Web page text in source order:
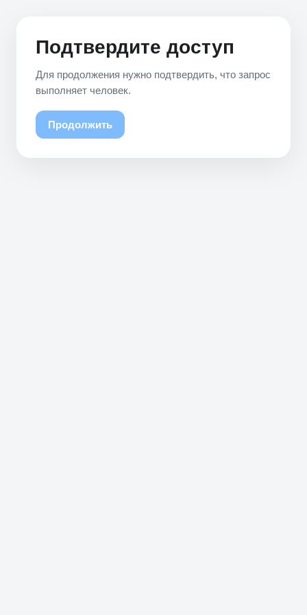
Подтвердите доступ
Для продолжения нужно подтвердить, что запрос
выполняет человек.
Продолжить